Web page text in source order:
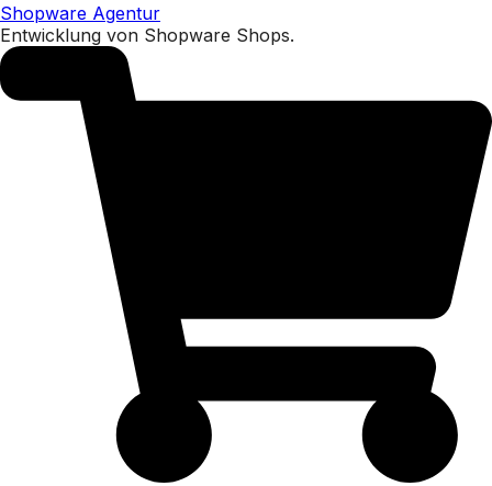
Shopware Agentur
Entwicklung von Shopware Shops.